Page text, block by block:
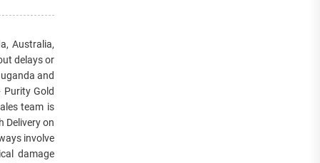
Australia,
delays or
and
Gold
team is
Delivery on
involve
damage